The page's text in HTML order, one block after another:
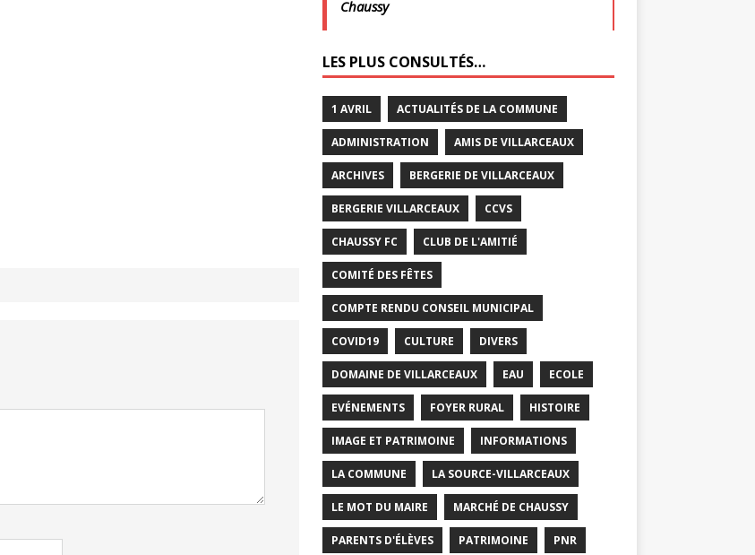
Chaussy
LES PLUS CONSULTÉS…
1 AVRIL ACTUALITÉS DE LA COMMUNE
ADMINISTRATION AMIS DE VILLARCEAUX
ARCHIVES BERGERIE DE VILLARCEAUX
BERGERIE VILLARCEAUX CCVS
CHAUSSY FC CLUB DE L'AMITIÉ
COMITÉ DES FÊTES
COMPTE RENDU CONSEIL MUNICIPAL
COVID19 CULTURE DIVERS
DOMAINE DE VILLARCEAUX EAU ECOLE
EVÉNEMENTS FOYER RURAL HISTOIRE
IMAGE ET PATRIMOINE INFORMATIONS
LA COMMUNE LA SOURCE-VILLARCEAUX
LE MOT DU MAIRE MARCHÉ DE CHAUSSY
PARENTS D'ÉLÈVES PATRIMOINE PNR